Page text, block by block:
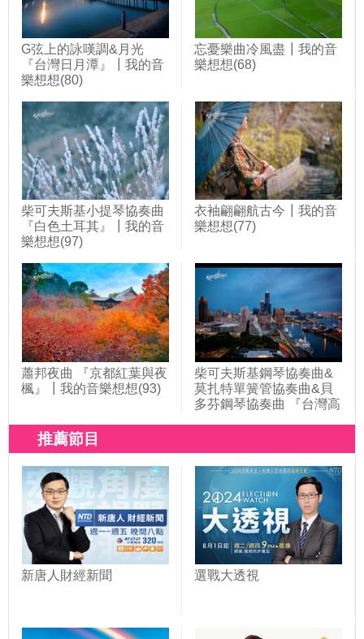
G弦上的詠嘆調&月光
『台灣日月潭』┃我的音
樂想想(80)
忘憂樂曲冷風盡┃我的音
樂想想(68)
柴可夫斯基小提琴協奏曲
『白色土耳其』┃我的音
樂想想(97)
衣袖翩翩航古今┃我的音
樂想想(77)
蕭邦夜曲 『京都紅葉與夜
楓』┃我的音樂想想(93)
柴可夫斯基鋼琴協奏曲&
莫扎特單簧管協奏曲&貝
多芬鋼琴協奏曲 『台灣高
推薦節目
新唐人財經新聞 選戰大透視